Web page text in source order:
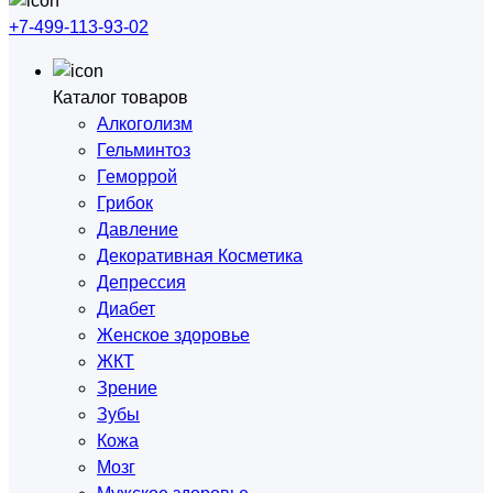
+7-499-113-93-02
Каталог товаров
Алкоголизм
Гельминтоз
Геморрой
Грибок
Давление
Декоративная Косметика
Депрессия
Диабет
Женское здоровье
ЖКТ
Зрение
Зубы
Кожа
Мозг